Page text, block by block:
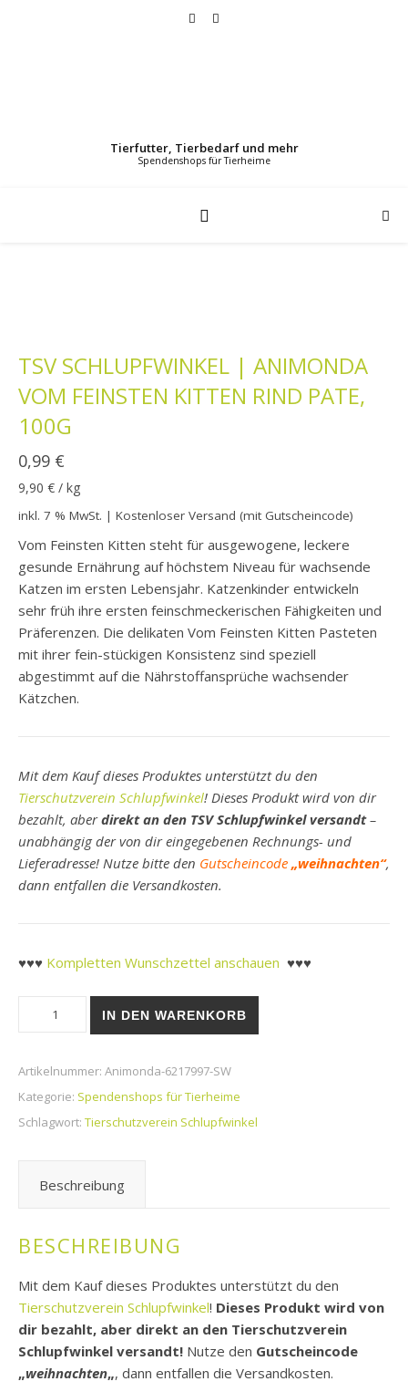
Tierfutter, Tierbedarf und mehr
TSV SCHLUPFWINKEL | ANIMONDA
VOM FEINSTEN KITTEN RIND PATE,
100G
0,99 €
9,90 € / kg
inkl. 7 % MwSt. | Kostenloser Versand (mit Gutscheincode)
Vom Feinsten Kitten steht für ausgewogene, leckere
gesunde Ernährung auf höchstem Niveau für wachsende
Katzen im ersten Lebensjahr. Katzenkinder entwickeln
sehr früh ihre ersten feinschmeckerischen Fähigkeiten und
Präferenzen. Die delikaten Vom Feinsten Kitten Pasteten
mit ihrer fein-stückigen Konsistenz sind speziell
abgestimmt auf die Nährstoffansprüche wachsender
Kätzchen.
Mit dem Kauf dieses Produktes unterstützt du den
Tierschutzverein Schlupfwinkel! Dieses Produkt wird von dir
bezahlt, aberdirekt an den TSV Schlupfwinkel versandt–
unabhängig der von dir eingegebenen Rechnungs- und
Lieferadresse! Nutze bitte den Gutscheincode „weihnachten“,
dann entfallen die Versandkosten.
♥♥♥ Kompletten Wunschzettel anschauen ♥♥♥
TSV Schlupfwinkel | Animonda vom Feinsten Kitten Rind
IN DEN WARENKORB
Artikelnummer: Animonda-6217997-SW
Kategorie: Spendenshops für Tierheime
Schlagwort: Tierschutzverein Schlupfwinkel
Beschreibung
BESCHREIBUNG
Mit dem Kauf dieses Produktes unterstützt du den
Tierschutzverein Schlupfwinkel! Dieses Produkt wird von
dir bezahlt, aber direkt an den Tierschutzverein
Schlupfwinkel versandt! Nutze den Gutscheincode
„weihnachten„, dann entfallen die Versandkosten.